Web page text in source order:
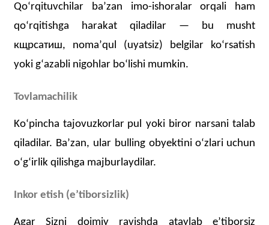
Qoʻrqituvchilar baʼzan imo-ishoralar orqali ham
qoʻrqitishga harakat qiladilar — bu musht
кщрсатиш, nomaʼqul (uyatsiz) belgilar koʻrsatish
yoki gʻazabli nigohlar boʻlishi mumkin.
Tovlamachilik
Koʻpinchatajovuzkorlar pul yoki biror narsani talab
qiladilar. Baʼzan, ular bulling obyektini oʻzlari uchun
oʻgʻirlik qilishga majburlaydilar.
Inkor etish (eʼtiborsizlik)
AgarSizni doimiy ravishda ataylab eʼtiborsiz